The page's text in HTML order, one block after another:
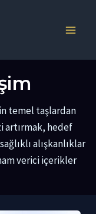
temel taşlardan
artırmak, hedef
alışkanlıklar
verici içerikler